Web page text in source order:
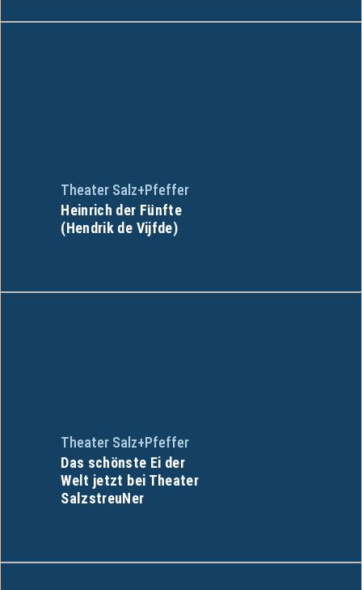
Theater Salz+Pfeffer
Heinrich der Fünfte
(Hendrik de Vijfde)
Theater Salz+Pfeffer
Das schönste Ei der
Welt jetzt bei Theater
SalzstreuNer